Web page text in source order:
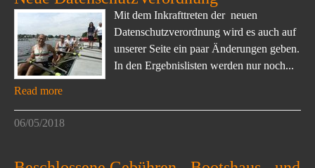
Mit dem Inkrafttreten der neuen
Datenschutzverordnung wird es auch auf
unserer Seite ein paar Änderungen geben.
In den Ergebnislisten werden nur noch...
Read more
06/05/2018